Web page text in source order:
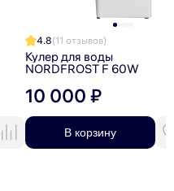
4.8(11 отзывов)
Кулер для воды
NORDFROST F 60W
10 000 ₽
В корзину